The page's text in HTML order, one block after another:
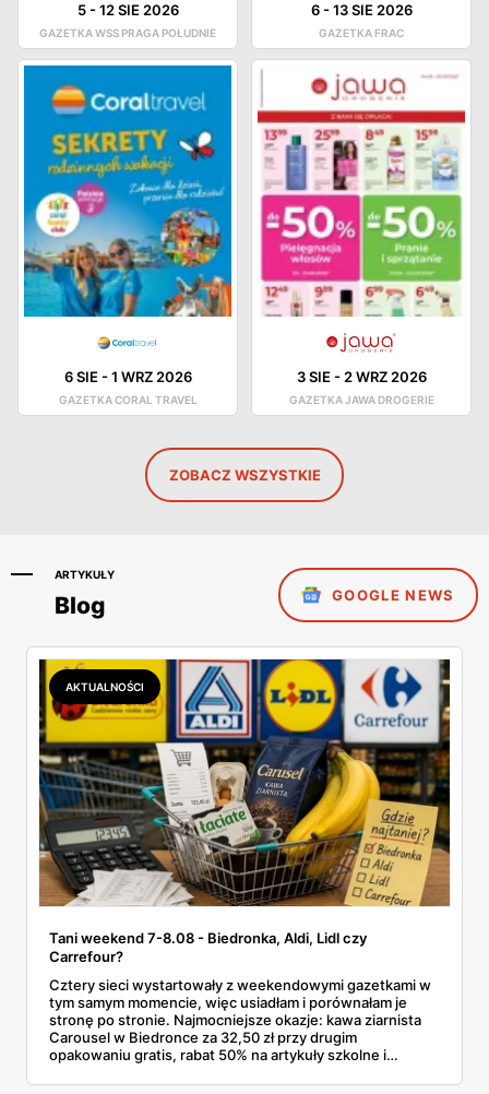
5-12 SIE 2026
GAZETKA WSS PRAGA POŁUDNIE
6-13 SIE 2026
GAZETKA FRAC
6 SIE -1 WRZ 2026
GAZETKA CORAL TRAVEL
3 SIE - 2 WRZ 2026
GAZETKA JAWA DROGERIE
ZOBACZ WSZYSTKIE
ARTYKUŁY
Blog GOOGLE NEWS
AKTUALNOŚCI
Tani weekend 7-8.08 - Biedronka, Aldi, Lidl czy
Carrefour?
Cztery sieci wystartowały z weekendowymi gazetkami w
tym samym momencie, więc usiadłam i porównałam je
stronę po stronie. Najmocniejsze okazje: kawa ziarnista
Carousel w Biedronce za 32,50 zł przy drugim
opakowaniu gratis, rabat 50% na artykuły szkolne i
2,99 zł za kilogram, ale wyłącznie w sobotę z aplikacją. Aldi